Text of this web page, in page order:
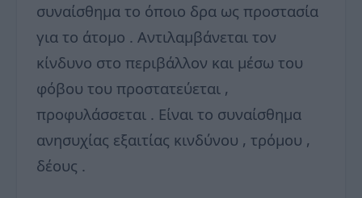
συναίσθημα το όποιο δρα ως προστασία
για το άτομο . Αντιλαμβάνεται τον
κίνδυνο στο περιβάλλον και μέσω του
φόβου του προστατεύεται ,
προφυλάσσεται . Είναι το συναίσθημα
ανησυχίας εξαιτίας κινδύνου , τρόμου ,
δέους .